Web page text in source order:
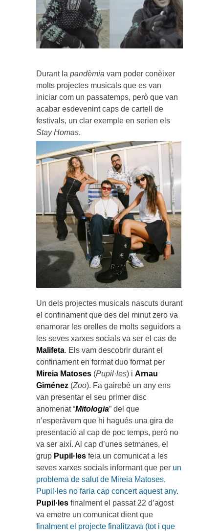
Durant la pandèmia vam poder conèixer
molts projectes musicals que es van
iniciar com un passatemps, però que van
acabar esdevenint caps de cartell de
festivals, un clar exemple en serien els
Stay Homas.
Un dels projectes musicals nascuts durant
el confinament que des del minut zero va
enamorar les orelles de molts seguidors a
les seves xarxes socials va ser el cas de
Malifeta. Els vam descobrir durant el
confinament en format duo format per
Mireia Matoses (Pupil·les) i Arnau
Giménez (Zoo). Fa gairebé un any ens
van presentar el seu primer disc
anomenat “Mitologia” del que
n’esperàvem que hi hagués una gira de
presentació al cap de poc temps, però no
va ser així. Al cap d’unes setmanes, el
grup Pupil·les feia un comunicat a les
seves xarxes socials informant que per un
problema de salut de Mireia Matoses,
Pupil·les no faria cap concert aquest any.
Pupil·les finalment el passat 22 d’agost
va emetre un comunicat dient que
finalment el projecte finalitzava (tot i que